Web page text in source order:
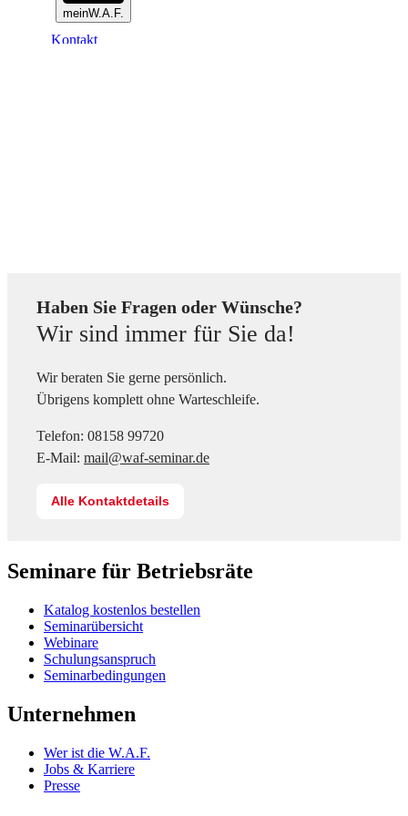
meinW.A.F.
Kontakt
Haben Sie Fragen oder Wünsche?
Wir sind immer für Sie da!
Wir beraten Sie gerne persönlich.
Übrigens komplett ohne Warteschleife.
Telefon: 08158 99720
E-Mail: mail@waf-seminar.de
Alle Kontaktdetails
Seminare für Betriebsräte
Katalog kostenlos bestellen
Seminarübersicht
Webinare
Schulungsanspruch
Seminarbedingungen
Unternehmen
Wer ist die W.A.F.
Jobs & Karriere
Presse